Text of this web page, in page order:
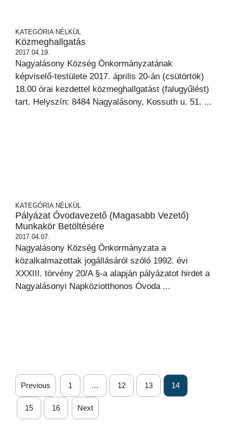
KATEGÓRIA NÉLKÜL
Közmeghallgatás
2017.04.19.
Nagyalásony Község Önkormányzatának
képviselő-testülete 2017. április 20-án (csütörtök)
18.00 órai kezdettel közmeghallgatást (falugyűlést)
tart. Helyszín: 8484 Nagyalásony, Kossuth u. 51. ...
KATEGÓRIA NÉLKÜL
Pályázat Óvodavezető (magasabb Vezető)
Munkakör Betöltésére
2017.04.07.
Nagyalásony Község Önkormányzata a
közalkalmazottak jogállásáról szóló 1992. évi
XXXIII. törvény 20/A §-a alapján pályázatot hirdet a
Nagyalásonyi Napköziotthonos Óvoda ...
Previous 1 … 12 13 14
15 16 Next